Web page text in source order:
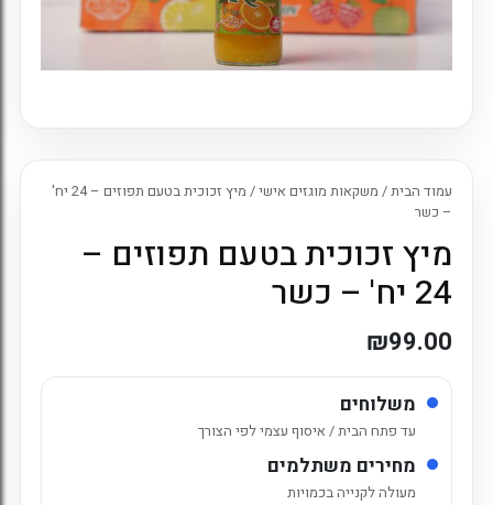
7. כניסה לחשבון קיים
עמוד הבית/ משקאות מוגזים אישי
/ מיץ זכוכית בטעם תפוזים – 24 יח'
– כשר
מיץ זכוכית בטעם תפוזים –
24 יח' – כשר
₪99.00
משלוחים
עד פתח הבית / איסוף עצמי לפי הצורך
מחירים משתלמים
מעולה לקנייה בכמויות